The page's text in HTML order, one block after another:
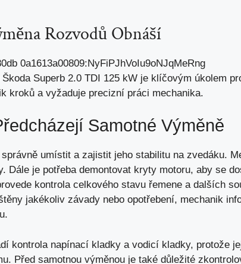
Rozvodů Obnáší
Superb 2.0 TDI 125 kW je klíčovým úkolem
kroků a vyžaduje precizní práci mechanika.
Samotné Výměně
umístit a zajistit jeho stabilitu na zvedáku.
Dále je potřeba demontovat kryty motoru, aby se
kontrola celkového stavu řemene a dalších
jakékoliv závady nebo opotřebení, mechanik
kontrola napínací kladky a vodicí kladky, protože
Před samotnou výměnou je také důležité